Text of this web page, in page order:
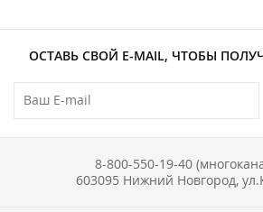
ОСТАВЬ СВОЙ E-MAIL, ЧТОБЫ
8-800-550-19-40
603095 Нижний Новгород,